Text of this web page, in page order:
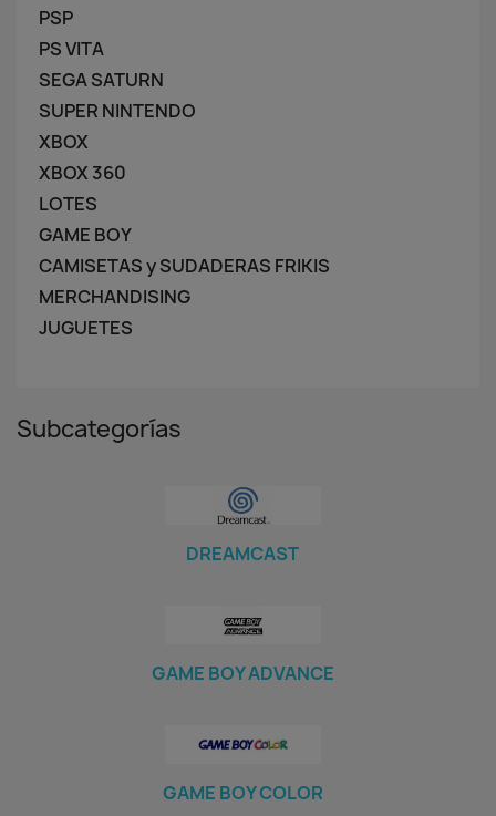
PSP
PS VITA
SEGA SATURN
SUPER NINTENDO
XBOX
XBOX 360
LOTES
GAME BOY
CAMISETAS y SUDADERAS FRIKIS
MERCHANDISING
JUGUETES
Subcategorías
DREAMCAST
GAME BOY ADVANCE
GAME BOY COLOR